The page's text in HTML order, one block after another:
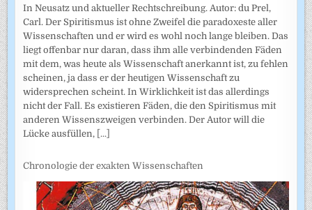
In Neusatz und aktueller Rechtschreibung. Autor: du Prel,
Carl. Der Spiritismus ist ohne Zweifel die paradoxeste aller
Wissenschaften und er wird es wohl noch lange bleiben. Das
liegt offenbar nur daran, dass ihm alle verbindenden Fäden
mit dem, was heute als Wissenschaft anerkannt ist, zu fehlen
scheinen, ja dass er der heutigen Wissenschaft zu
widersprechen scheint. In Wirklichkeit ist das allerdings
nicht der Fall. Es existieren Fäden, die den Spiritismus mit
anderen Wissenszweigen verbinden. Der Autor will die
Lücke ausfüllen, [...]
Chronologie der exakten Wissenschaften